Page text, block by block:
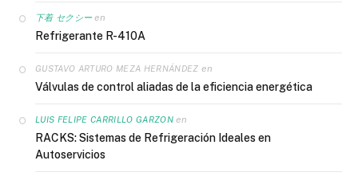
下着 セクシー en
Refrigerante R-410A
GUSTAVO ARTURO MEZA HERNÁNDEZ en
Válvulas de control aliadas de la eficiencia energética
LUIS FELIPE CARRILLO GARZONen
RACKS: Sistemas de Refrigeración Ideales en
Autoservicios